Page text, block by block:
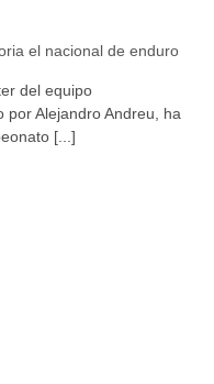
el nacional de enduro
del equipo
por Alejandro Andreu, ha
[...]